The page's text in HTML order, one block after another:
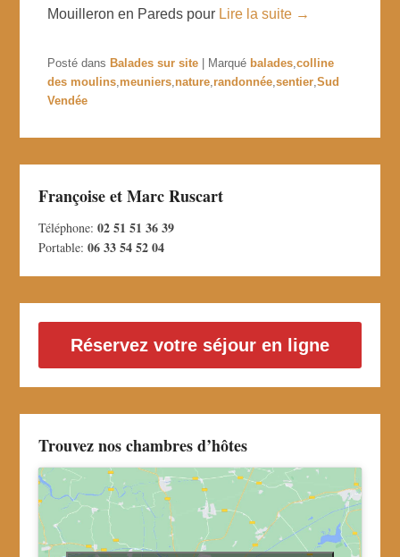
Mouilleron en Pareds pour Lire la suite →
Posté dans Balades sur site | Marqué balades ,colline
des moulins meuniers nature randonnée ,sentier ,Sud
Vendée
Françoise et Marc Ruscart
Téléphone:02 51 51 36 39
Portable:06 33 54 52 04
Réservez votre séjour en ligne
Trouvez nos chambres d’hôtes